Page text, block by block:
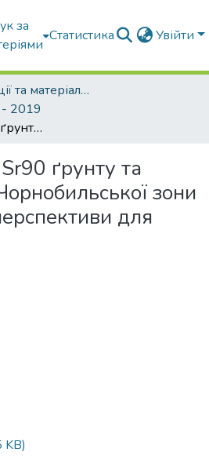
за
Статистика Увійти
Конференції та матеріали конференцій
2019
Забруднення Sr90 ґрунту та біомаси лісів Чорнобильської зони відчуження: перспективи для оцінювання
ґрунту та
зони
для
KB)